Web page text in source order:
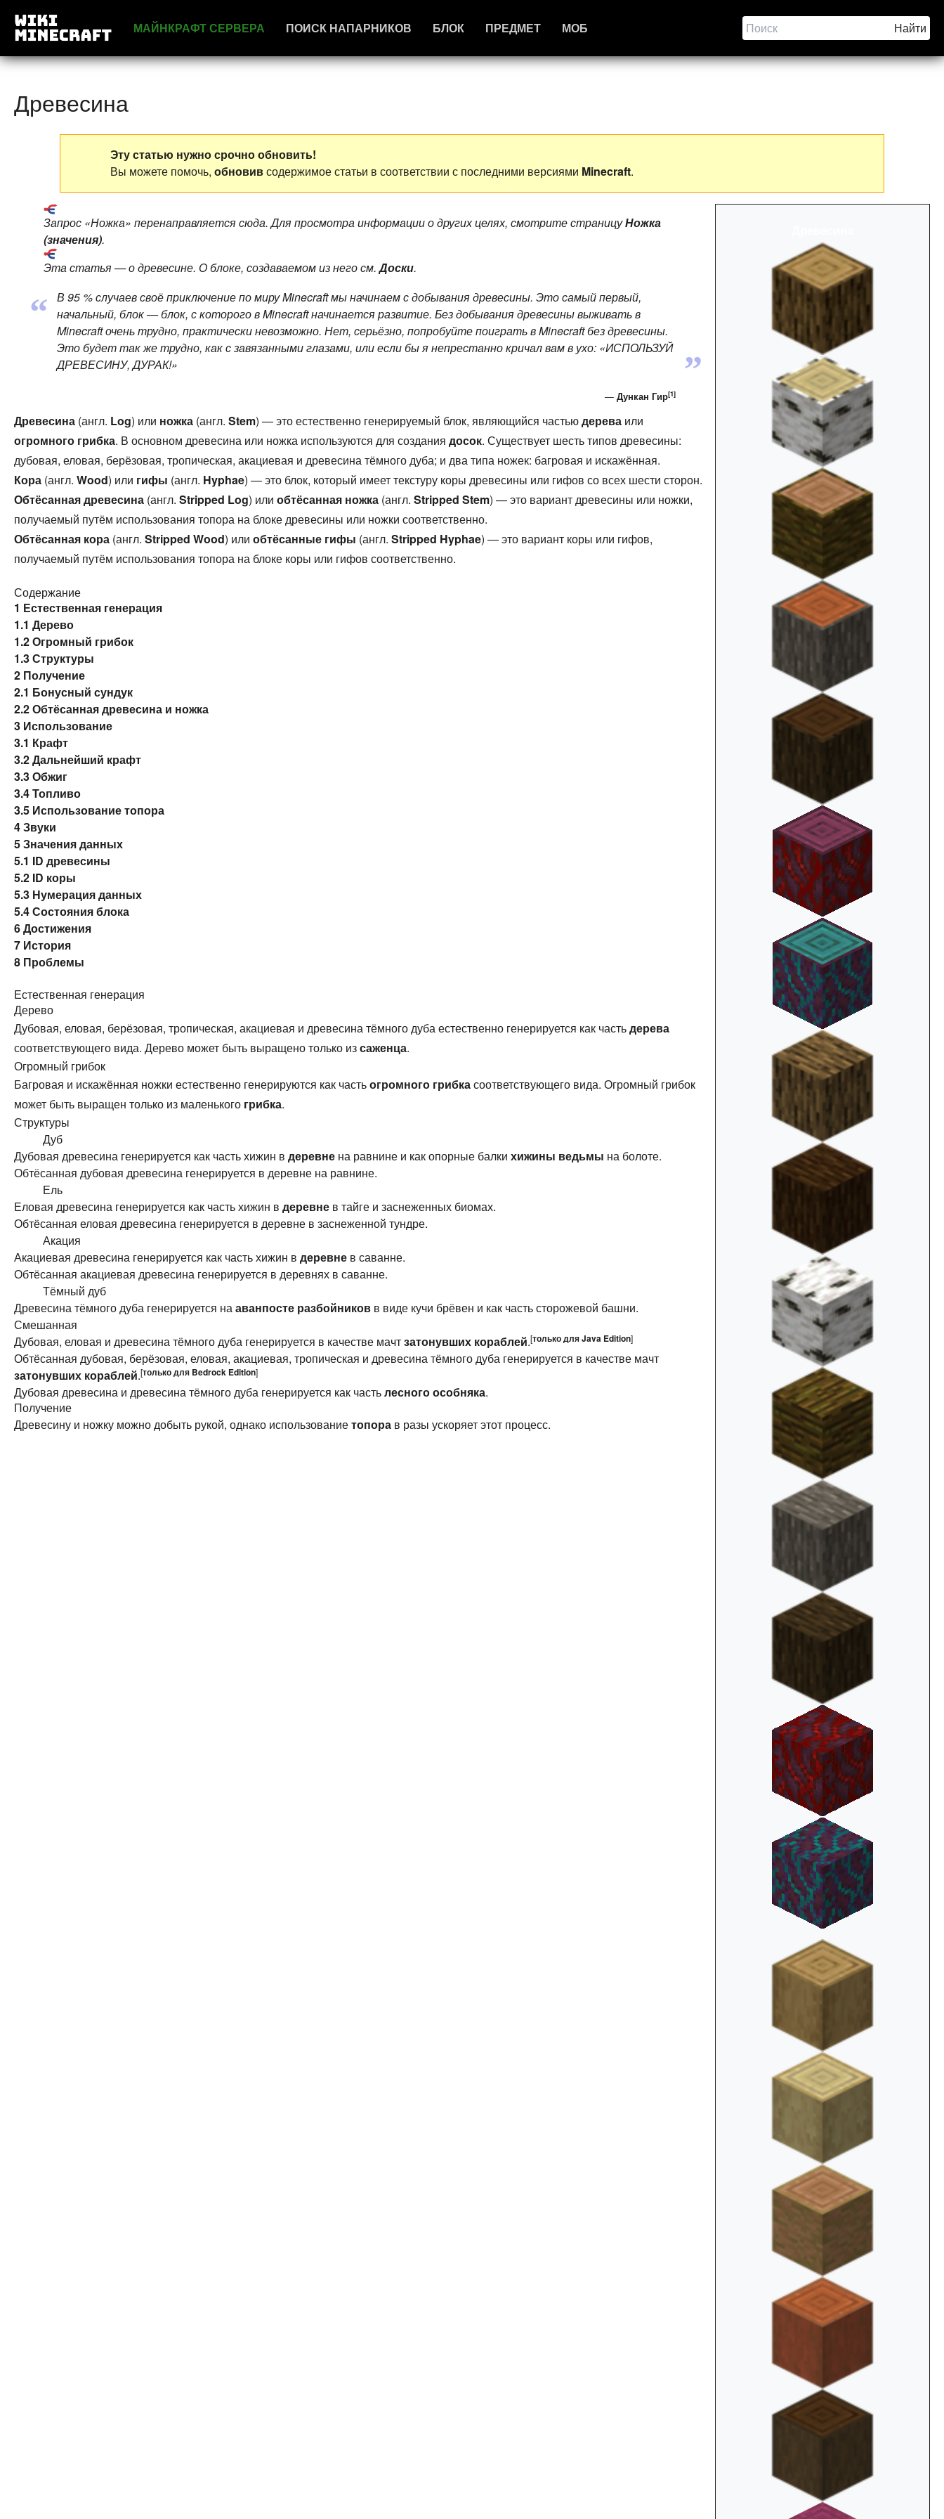
МАЙНКРАФТ СЕРВЕРА ПОИСК НАПАРНИКОВ БЛОК ПРЕДМЕТ МОБ
Древесина
Эту статью нужно срочно обновить!
Вы можете помочь, обновивсодержимое статьи в соответствии с последними версиями Minecraft.
Запрос «Ножка» перенаправляется сюда. Для просмотра информации о других целях, смотрите страницуНожка
(значения).
Эта статья — о древесине. О блоке, создаваемом из него см.Доски.
“
В 95 % случаев своё приключение по миру Minecraft мы начинаем с добывания древесины. Это самый первый,
начальный, блок — блок, с которого в Minecraft начинается развитие. Без добывания древесины выживать в
Minecraft очень трудно, практически невозможно. Нет, серьёзно, попробуйте поиграть в Minecraft без древесины.
Это будет так же трудно, как с завязанными глазами, или если бы я непрестанно кричал вам в ухо: «ИСПОЛЬЗУЙ
ДРЕВЕСИНУ, ДУРАК!»
„
— Дункан Гир[1]
Древесина (англ. Log) или ножка (англ. Stem) — это естественно генерируемый блок, являющийся частьюдерева или
огромного грибка. В основном древесина или ножка используются для создания досок. Существует шесть типов древесины:
дубовая, еловая, берёзовая, тропическая, акациевая и древесина тёмного дуба; и два типа ножек: багровая и искажённая.
Кора (англ. Wood) или гифы (англ. Hyphae) — это блок, который имеет текстуру коры древесины или гифов со всех шести сторон.
Обтёсанная древесина (англ. Stripped Log) или обтёсанная ножка (англ. Stripped Stem) — это вариант древесины или ножки,
получаемый путём использования топора на блоке древесины или ножки соответственно.
Обтёсанная кора (англ. Stripped Wood) или обтёсанные гифы (англ. Stripped Hyphae) — это вариант коры или гифов,
получаемый путём использования топора на блоке коры или гифов соответственно.
Содержание
1 Естественная генерация
1.1 Дерево
1.2Огромный грибок
1.3Структуры
2 Получение
2.1 Бонусный сундук
2.2Обтёсанная древесина и ножка
3 Использование
3.1 Крафт
3.2Дальнейший крафт
3.3Обжиг
3.4Топливо
3.5 Использование топора
4Звуки
5Значения данных
5.1 ID древесины
5.2 ID коры
5.3 Нумерация данных
5.4Состояния блока
6Достижения
7 История
8 Проблемы
Естественная генерация
Дерево
Дубовая, еловая, берёзовая, тропическая, акациевая и древесина тёмного дуба естественно генерируется как частьдерева
соответствующего вида. Дерево может быть выращено только изсаженца.
Огромный грибок
Багровая и искажённая ножки естественно генерируются как частьогромного грибкасоответствующего вида. Огромный грибок
может быть выращен только из маленького грибка.
Структуры
Дуб
Дубовая древесина генерируется как часть хижин в деревне на равнине и как опорные балки хижины ведьмы на болоте.
Обтёсанная дубовая древесина генерируется в деревне на равнине.
Ель
Еловая древесина генерируется как часть хижин в деревне в тайге и заснеженных биомах.
Обтёсанная еловая древесина генерируется в деревне в заснеженной тундре.
Акация
Акациевая древесина генерируется как часть хижин в деревне в саванне.
Обтёсанная акациевая древесина генерируется в деревнях в саванне.
Тёмный дуб
Древесина тёмного дуба генерируется нааванпосте разбойников в виде кучи брёвен и как часть сторожевой башни.
Смешанная
Дубовая, еловая и древесина тёмного дуба генерируется в качестве мачтзатонувших кораблей.‌[только дляJava Edition]
Обтёсанная дубовая, берёзовая, еловая, акациевая, тропическая и древесина тёмного дуба генерируется в качестве мачт
затонувших кораблей.‌[только для Bedrock Edition]
Дубовая древесина и древесина тёмного дуба генерируется как частьлесного особняка.
Получение
Древесину и ножку можно добыть рукой, однако использованиетопора в разы ускоряет этот процесс.